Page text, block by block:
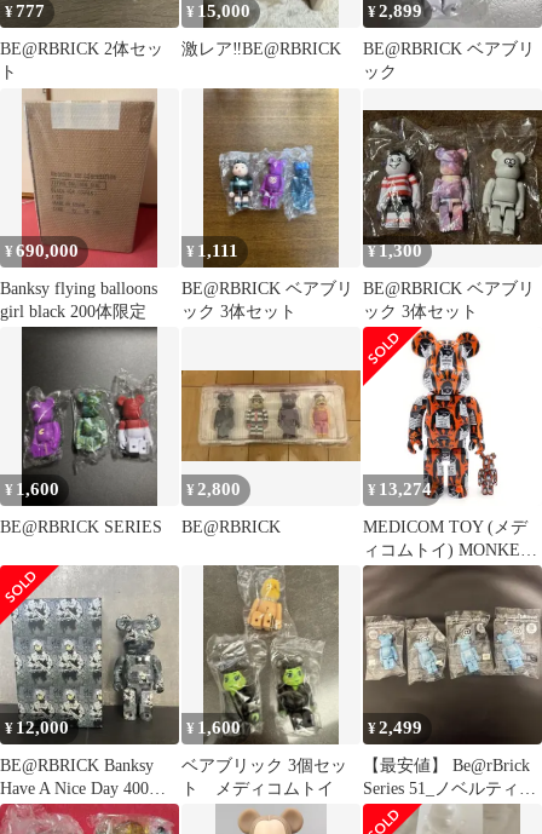
¥777
BE@RBRICK 2体セッ
ト
¥ 15,000
激レア‼️BE@RBRICK
¥2,899
BE@RBRICK ベアブリ
ック
¥690,000
Banksy flying balloons
girl black 200体限定
¥ 1,111
BE@RBRICK ベアブリ
ック 3体セット
¥1,300
BE@RBRICK ベアブリ
ック 3体セット
¥ 1,600
BE@RBRICK SERIES
¥ 2,800
BE@RBRICK
¥ 13,274
MEDICOM TOY (メデ
ィコムトイ) MONKEY
SIGN 100% & 400%
Banksy モンキーサイン
バンクシー ベアブリッ
ク
¥ 12,000
BE@RBRICK Banksy
Have A Nice Day 400%
箱付
¥ 1,600
ベアブリック 3個セッ
ト メディコムトイ
¥2,499
【最安値】 Be@rBrick
Series 51_ノベルティ3
種